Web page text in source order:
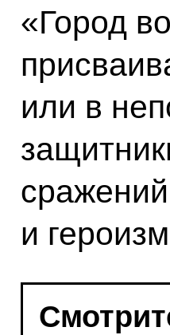
«Город
или в
и